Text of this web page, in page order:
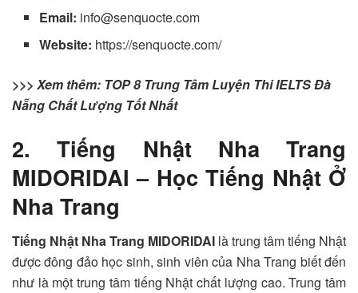
Email: info@senquocte.com
Website: https://senquocte.com/
>>> Xem thêm: TOP 8 Trung Tâm Luyện Thi IELTS Đà
Nẵng Chất Lượng Tốt Nhất
2. Tiếng Nhật Nha Trang
MIDORIDAI – Học Tiếng Nhật Ở
Nha Trang
Tiếng Nhật Nha Trang MIDORIDAI là trung tâm tiếng Nhật
được đông đảo học sinh, sinh viên của Nha Trang biết đến
như là một trung tâm tiếng Nhật chất lượng cao. Trung tâm